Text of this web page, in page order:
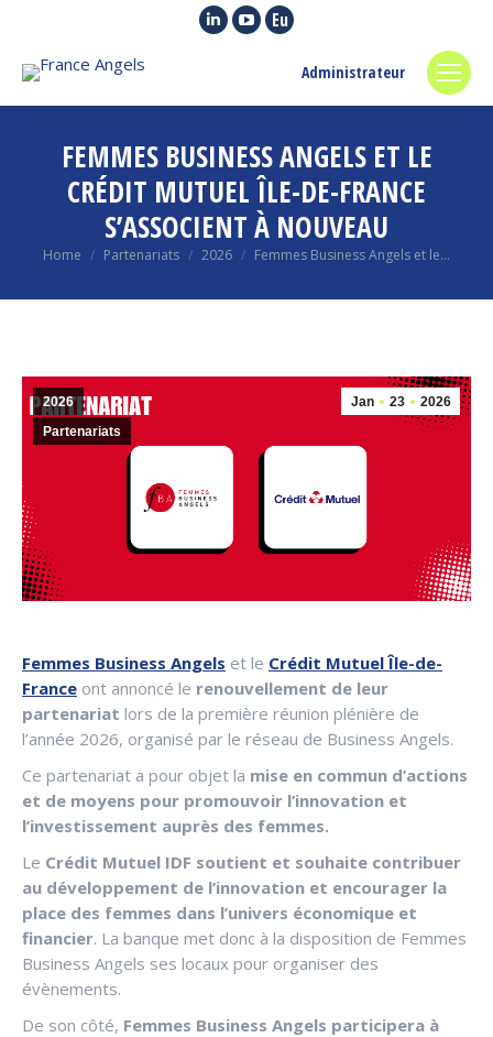
Linkedin
in
window
YouTube
in
window
Euroquity
opens
in
window
Administrateur
FEMMES BUSINESS ANGELS ET LE
CRÉDIT MUTUEL ÎLE-DE-FRANCE
S’ASSOCIENT À NOUVEAU
You are here:
Home Partenariats 2026 Femmes Business Angels et le…
Jan 23 2026
2026
Partenariats
Femmes Business Angels et le Crédit Mutuel Île-de-
France ont annoncé le renouvellement de leur
partenariat lors de la première réunion plénière de
l’année 2026, organisé par le réseau de Business Angels.
Ce partenariat a pour objet la mise en commun d’actions
et de moyens pour promouvoir l’innovation et
l’investissement auprès des femmes.
Le Crédit Mutuel IDF soutient et souhaite contribuer
au développement de l’innovation et encourager la
place des femmes dans l’univers économique et
financier. La banque met donc à la disposition de Femmes
Business Angels ses locaux pour organiser des
évènements.
De son côté, Femmes Business Angels participera à